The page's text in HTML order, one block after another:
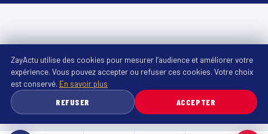
ZayActu utilise des cookies pour mesurer l’audience et améliorer votre
expérience. Vous pouvez accepter ou refuser ces cookies. Votre choix
est conservé. En savoir plus
REFUSER
ACCEPTER